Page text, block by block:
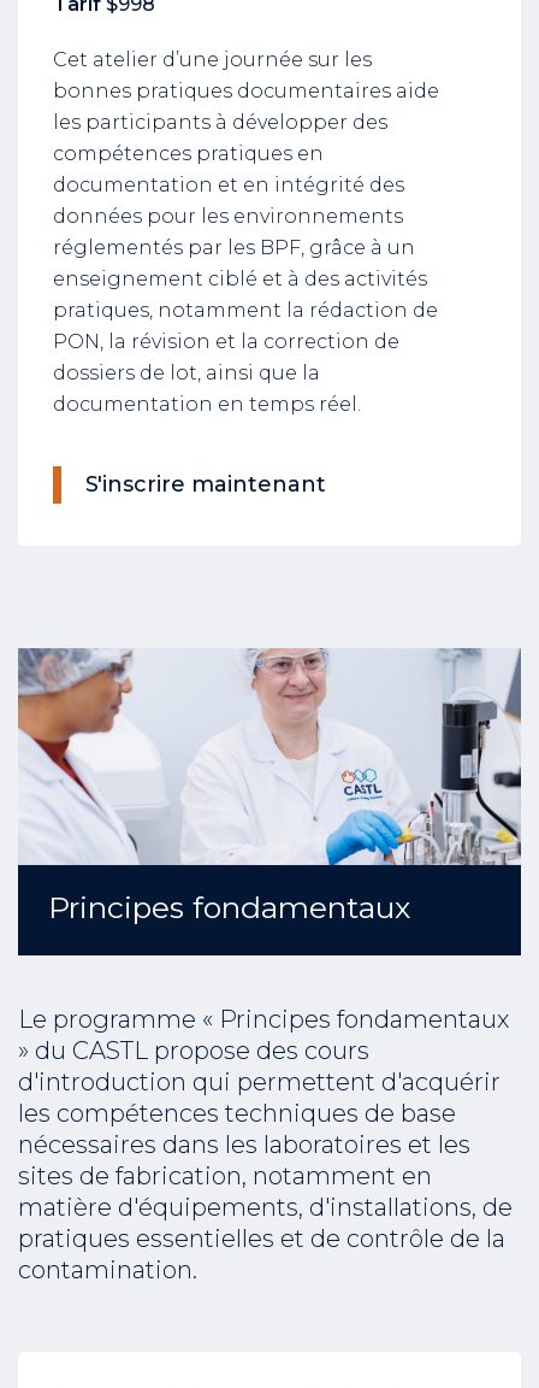
Cet atelier d’une journée sur les
bonnes pratiques documentaires aide
les participants à développer des
compétences pratiques en
documentation et en intégrité des
données pour les environnements
réglementés par les BPF, grâce à un
enseignement ciblé et à des activités
pratiques, notamment la rédaction de
PON, la révision et la correction de
dossiers de lot, ainsi que la
documentation en temps réel.
S'inscrire maintenant
Principes fondamentaux
Le programme « Principes fondamentaux
» du CASTL propose des cours
d'introduction qui permettent d'acquérir
les compétences techniques de base
nécessaires dans les laboratoires et les
sites de fabrication, notamment en
matière d'équipements, d'installations, de
pratiques essentielles et de contrôle de la
contamination.